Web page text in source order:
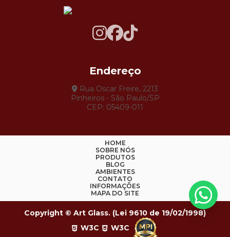
Endereço
Rua Oscar Freire, 2213
Pinheiros - São Paulo/SP
CEP: 05409-011
HOME
SOBRE NÓS
PRODUTOS
BLOG
AMBIENTES
CONTATO
INFORMAÇÕES
MAPA DO SITE
Copyright © Art Glass. (Lei 9610 de 19/02/1998)
W3C
W3C